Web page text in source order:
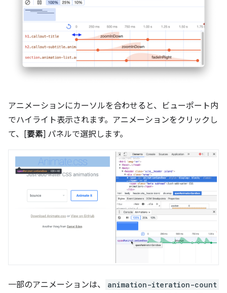
アニメーションにカーソルを合わせると、ビューポート内
でハイライト表示されます。アニメーションをクリックし
て、[要素] パネルで選択します。
一部のアニメーションは、 animation-iteration-count